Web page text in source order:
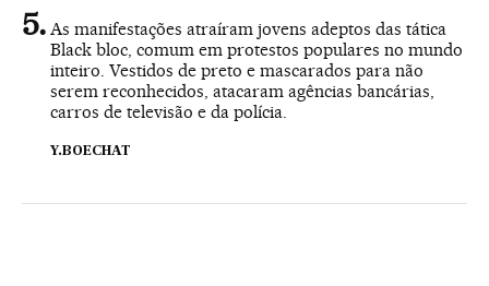
As manifestações atraíram jovens adeptos das tática
Black bloc, comum em protestos populares no mundo
inteiro. Vestidos de preto e mascarados para não
serem reconhecidos, atacaram agências bancárias,
carros de televisão e da polícia.
Y.BOECHAT